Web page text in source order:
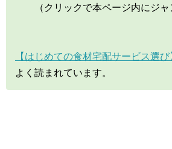
（クリックで本ページ内にジャ
【はじめての食材宅配サービス選び
よく読まれています。